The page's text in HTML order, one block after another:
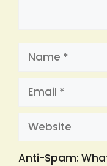
Name
Email
Website
Anti-Spam: What